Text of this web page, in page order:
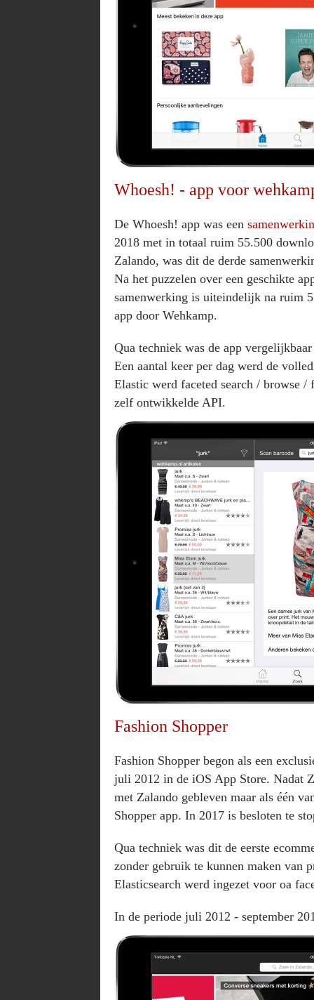
Whoesh! - app voor
De Whoesh! app was een
2018 met in totaal ruim 55.500
Zalando, was dit de derde
Na het puzzelen over een geschikte
samenwerking is uiteindelijk na ruim
app door Wehkamp.
Qua techniek was de app
Een aantal keer per dag werd de
Elastic werd faceted search / browse
zelf ontwikkelde API.
Fashion Shopper
Fashion Shopper begon als een
juli 2012 in de iOS App Store. Nadat
met Zalando gebleven maar als één
Shopper app. In 2017 is besloten te
Qua techniek was dit de eerste
zonder gebruik te kunnen maken van
Elasticsearch werd ingezet voor oa
In de periode juli 2012 - september